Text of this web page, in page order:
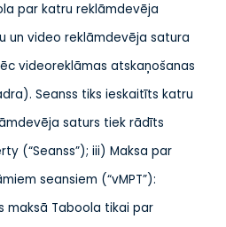
par katru reklāmdevēja
un video reklāmdevēja satura
videoreklāmas atskaņošanas
Seanss tiks ieskaitīts katru
saturs tiek rādīts
(“Seanss”); iii) Maksa par
seansiem (“vMPT”):
maksā Taboola tikai par